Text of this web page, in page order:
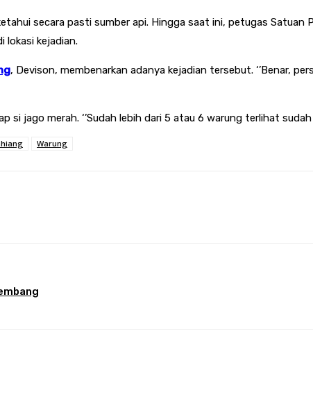
secara pasti sumber api. Hingga saat ini, petugas Satuan
lokasi kejadian.
, Devison, membenarkan adanya kejadian tersebut. ‘’Benar,
jago merah. ‘’Sudah lebih dari 5 atau 6 warung terlihat sudah
Warung